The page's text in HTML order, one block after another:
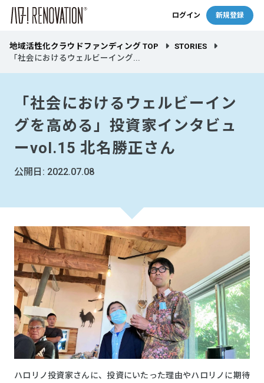
ログイン 新規登録
地域活性化クラウドファンディング TOP
STORIES
「社会におけるウェルビーイング...
「社会におけるウェルビーイン
グを高める」投資家インタビュ
ーvol.15 北名勝正さん
公開日: 2022.07.08
ハロリノ投資家さんに、投資にいたった理由やハロリノに期待